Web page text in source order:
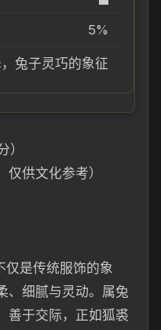
5%
兔子灵巧的象征
）
仅供文化参考）
仅是传统服饰的象
、细腻与灵动。属兔
善于交际，正如狐裘